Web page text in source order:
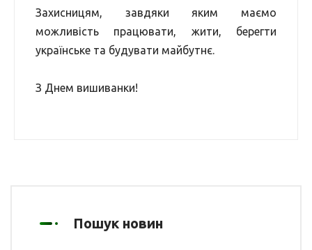
Захисницям, завдяки яким маємо
можливість працювати, жити, берегти
українське та будувати майбутнє.
З Днем вишиванки!
Пошук новин